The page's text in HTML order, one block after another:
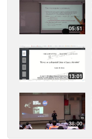
05:51
13:01
38:00